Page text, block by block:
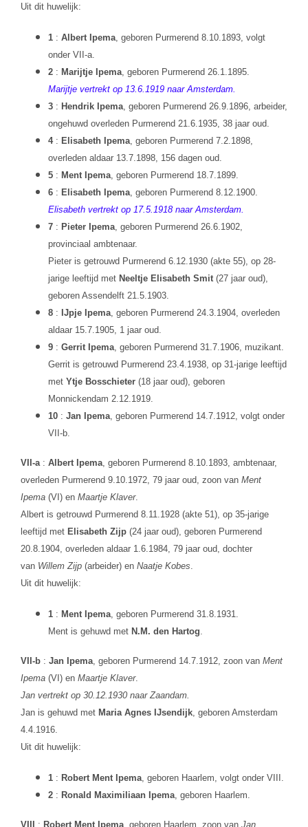
Uit dit huwelijk:
1 : Albert Ipema, geboren Purmerend 8.10.1893, volgt
onder VII-a.
2 : Marijtje Ipema, geboren Purmerend 26.1.1895.
Marijtje vertrekt op 13.6.1919 naar Amsterdam.
3 : Hendrik Ipema, geboren Purmerend 26.9.1896, arbeider,
ongehuwd overleden Purmerend 21.6.1935, 38 jaar oud.
4 : Elisabeth Ipema, geboren Purmerend 7.2.1898,
overleden aldaar 13.7.1898, 156 dagen oud.
5 : Ment Ipema, geboren Purmerend 18.7.1899.
6 : Elisabeth Ipema, geboren Purmerend 8.12.1900.
Elisabeth vertrekt op 17.5.1918 naar Amsterdam.
7 : Pieter Ipema, geboren Purmerend 26.6.1902,
provinciaal ambtenaar.
Pieter is getrouwd Purmerend 6.12.1930 (akte 55), op 28-
jarige leeftijd met Neeltje Elisabeth Smit(27 jaar oud),
geboren Assendelft 21.5.1903.
8 : IJpje Ipema, geboren Purmerend 24.3.1904, overleden
aldaar 15.7.1905, 1 jaar oud.
9 : Gerrit Ipema, geboren Purmerend 31.7.1906, muzikant.
Gerrit is getrouwd Purmerend 23.4.1938, op 31-jarige leeftijd
met Ytje Bosschieter(18 jaar oud), geboren
Monnickendam 2.12.1919.
10 : Jan Ipema, geboren Purmerend 14.7.1912, volgt onder
VII-b.
VII-a : Albert Ipema, geboren Purmerend 8.10.1893, ambtenaar,
overleden Purmerend 9.10.1972, 79 jaar oud, zoon van Ment
Ipema(VI) en Maartje Klaver.
Albert is getrouwd Purmerend 8.11.1928 (akte 51), op 35-jarige
leeftijd met Elisabeth Zijp(24 jaar oud), geboren Purmerend
20.8.1904, overleden aldaar 1.6.1984, 79 jaar oud, dochter
van Willem Zijp(arbeider) en Naatje Kobes
Uit dit huwelijk:
1 : Ment Ipema, geboren Purmerend 31.8.1931.
Ment is gehuwd met N.M. den Hartog
VII-b : Jan Ipema, geboren Purmerend 14.7.1912, zoon van Ment
Ipema(VI) en Maartje Klaver.
Jan vertrekt op 30.12.1930 naar Zaandam.
Jan is gehuwd met Maria Agnes IJsendijk, geboren Amsterdam
4.4.1916.
Uit dit huwelijk:
1 : Robert Ment Ipema, geboren Haarlem, volgt onder VIII.
2 : Ronald Maximiliaan Ipema, geboren Haarlem.
VIII : Robert Ment Ipema, geboren Haarlem, zoon van Jan